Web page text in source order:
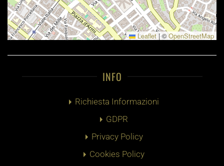
Leaflet |©OpenStreetMap
INFO
Richiesta Informazioni
GDPR
Privacy Policy
Cookies Policy